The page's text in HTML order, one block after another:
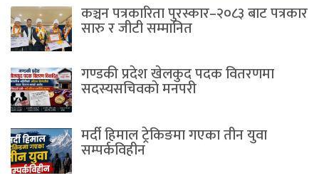
कञ्चन पत्रकारिता पुरस्कार–२०८३ बाट पत्रकार
सारु र जीटी सम्मानित
गण्डकी प्रदेश खेलकुद पदक वितरणमा
सदस्यसचिवकाे मनपरी
मर्दी हिमाल ट्रेकिङमा गएका तीन युवा
सम्पर्कविहीन